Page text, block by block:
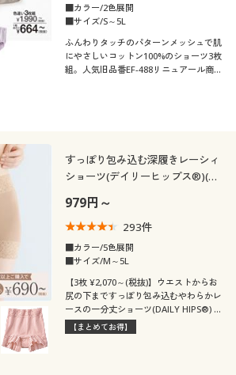
■カラー/2色展開
■サイズ/S～5L
ふんわりタッチのパターンメッシュで肌
にやさしいコットン100%のショーツ3枚
組。人気旧品番EF-488リニュアール商品
すっぽり包み込む深履きレーシィ
ショーツ(デイリーヒップス®)(レ
はきこみ丈深め)
979円～
293件
■カラー/5色展開
■サイズ/M～5L
【3枚 ¥2,070～(税抜)】ウエストからお
尻の下まですっぽり包み込むやわらかレ
ースの一分丈ショーツ(DAILY HIPS®) 全
5色からお好きな色をチョイス!3枚以上
でお得にご購入いただけます。(旧品
【まとめてお得】